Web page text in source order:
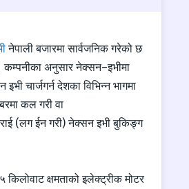
नेपाली बजारमा सार्वजनिक गरेको छ
कम्पनीका अनुसार नेक्सन–इभीमा
चार्जगर्न देशका विभिन्न भागमा
कल गरी वा
(लग ईन गरी) नेक्सन इभी बुकिङ्ग
क्षमताको इलेक्ट्रीक मोटर